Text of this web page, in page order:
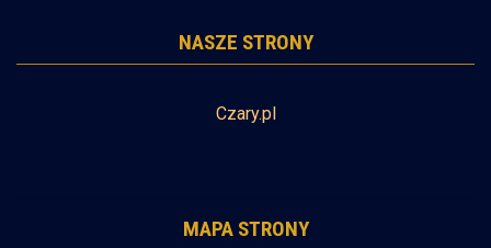
NASZE STRONY
Czary.pl
MAPA STRONY